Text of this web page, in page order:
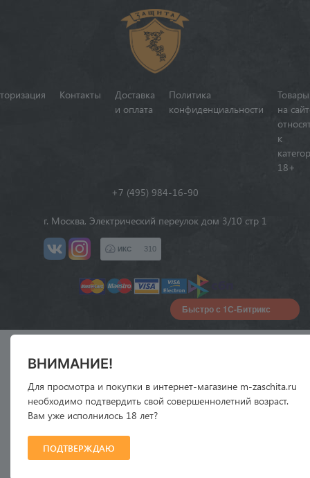
ВНИМАНИЕ!
Для просмотра и покупки в интернет-магазине m-zaschita.ru
необходимо подтвердить свой совершеннолетний возраст.
Вам уже исполнилось 18 лет?
ПОДТВЕРЖДАЮ
Контакты
Доставка
и оплата
Политика
конфиденциальности
Товары
на
к
18+
+7 (495) 984-16-90
г. Москва, Электрический переулок дом 3/10 стр 1
ИКС 310
Быстро с 1С-Битрикс